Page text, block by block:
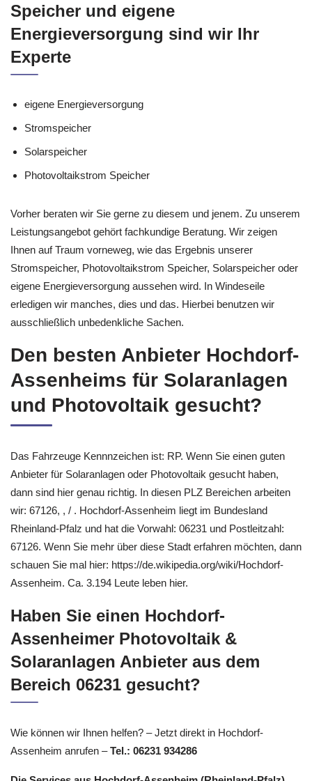
Speicher und eigene
Energieversorgung sind wir Ihr
Experte
eigene Energieversorgung
Stromspeicher
Solarspeicher
Photovoltaikstrom Speicher
Vorher beraten wir Sie gerne zu diesem und jenem. Zu unserem
Leistungsangebot gehört fachkundige Beratung. Wir zeigen
Ihnen auf Traum vorneweg, wie das Ergebnis unserer
Stromspeicher, Photovoltaikstrom Speicher, Solarspeicher oder
eigene Energieversorgung aussehen wird. In Windeseile
erledigen wir manches, dies und das. Hierbei benutzen wir
ausschließlich unbedenkliche Sachen.
Den besten Anbieter Hochdorf-
Assenheims für Solaranlagen
und Photovoltaik gesucht?
Das Fahrzeuge Kennnzeichen ist: RP. Wenn Sie einen guten
Anbieter für Solaranlagen oder Photovoltaik gesucht haben,
dann sind hier genau richtig. In diesen PLZ Bereichen arbeiten
wir: 67126, , / . Hochdorf-Assenheim liegt im Bundesland
Rheinland-Pfalz und hat die Vorwahl: 06231 und Postleitzahl:
67126. Wenn Sie mehr über diese Stadt erfahren möchten, dann
schauen Sie mal hier: https://de.wikipedia.org/wiki/Hochdorf-
Assenheim. Ca. 3.194 Leute leben hier.
Haben Sie einen Hochdorf-
Assenheimer Photovoltaik &
Solaranlagen Anbieter aus dem
Bereich 06231 gesucht?
Wie können wir Ihnen helfen? – Jetzt direkt in Hochdorf-
Assenheim anrufen –Tel.: 06231 934286